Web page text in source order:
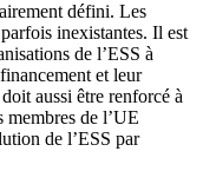
défini. Les
inexistantes. Il est
de l’ESS à
et leur
aussi être renforcé à
membres de l’UE
de l’ESS par